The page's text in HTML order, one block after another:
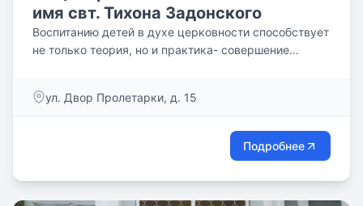
имя свт. Тихона Задонского
Воспитанию детей в духе церковности способствует
не только теория, но и практика- совершение
ул. Двор Пролетарки, д. 15
Подробнее